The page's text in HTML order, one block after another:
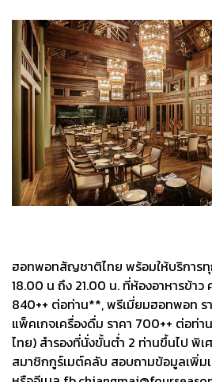
ฮอทพอทสัญชาติไทย พร้อมให้บริการ
18.00 น ถึง 21.00 น. ที่ห้องอาหารข้า
840++ ต่อท่าน**, พรีเมี่ยมฮอทพอท ร
แพ็คเกจเครื่องดื่ม ราคา 700++ ต่อท่า
ไทย) สำรองที่นั่งขั้นต่ำ 2 ท่านขึ้นไป พิ
สมาชิกกูร์เมต์คลับ สอบถามข้อมูลเพิ่ม